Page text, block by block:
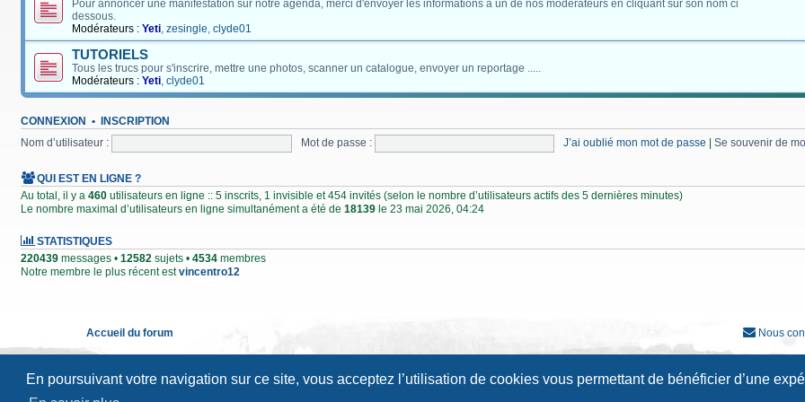
En poursuivant votre navigation sur ce site, vous acceptez l’utilisation de cookies vous permettant de bénéficier d’une
Pour annoncer une manifestation sur notre agenda, merci d'envoyer les informations à un de nos modérateurs en cliquant sur son nom ci
dessous.
Modérateurs : Yeti, zesingle, clyde01
TUTORIELS
Tous les trucs pour s'inscrire, mettre une photos, scanner un catalogue, envoyer un reportage .....
Modérateurs : Yeti, clyde01
CONNEXION • INSCRIPTION
Nom d’utilisateur : Mot de passe : J’ai oublié mon mot de passe Se souvenir de
QUI EST EN LIGNE ?
Au total, il y a 460 utilisateurs en ligne :: 5 inscrits, 1 invisible et 454 invités (selon le nombre d’utilisateurs actifs des 5 dernières minutes)
Le nombre maximal d’utilisateurs en ligne simultanément a été de 18139 le 23 mai 2026, 04:24
STATISTIQUES
220439 messages • 12582 sujets • 4534 membres
Notre membre le plus récent estvincentro12
Accueil du forum Nous
Traduction française officielle©Qiaeru